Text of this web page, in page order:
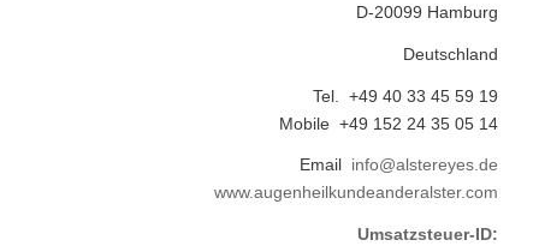
D-20099 Hamburg
Deutschland
Tel. +49 40 33 45 59 19
Mobile +49 152 24 35 05 14
Email info@alstereyes.de
www.augenheilkundeanderalster.com
Umsatzsteuer-ID: